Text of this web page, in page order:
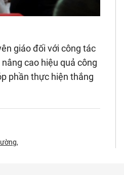
giáo đối với công tác
cao hiệu quả công
phần thực hiện thắng